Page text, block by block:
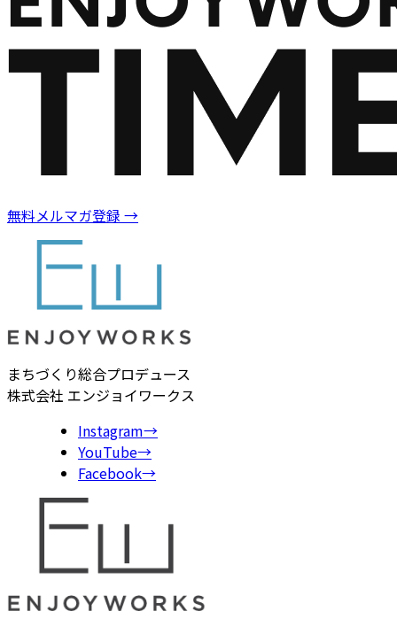
無料メルマガ登録 →
まちづくり総合プロデュース
株式会社 エンジョイワークス
Instagram→
YouTube→
Facebook→